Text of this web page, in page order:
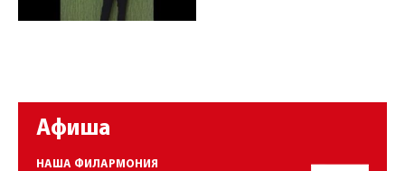
Афиша
НАША ФИЛАРМОНИЯ